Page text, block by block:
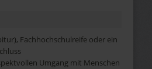
Fachhochschulreife oder ein
Umgang mit Menschen